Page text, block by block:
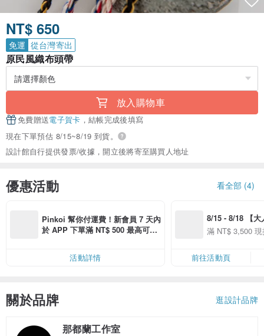
NT$ 650
免運 從台灣寄出
原民風織布頭帶
放入購物車
免費贈送電子賀卡 ，結帳完成後填寫
現在下單預估 8/15~8/19 到貨。
設計館自行提供發票/收據，開立後將寄至購買人地址
優惠活動 看全部 (4)
Pinkoi 幫你付運費！新會員 7 天內
於 APP 下單滿 NT$ 500 最高可折
活動詳情
8/15 - 8/18 【大
季】滿
滿 NT$ 3,500
前往活動頁
關於品牌 逛設計品牌
那都蘭工作室